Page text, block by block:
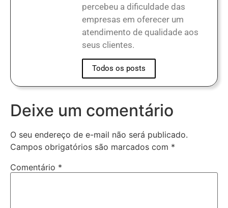
percebeu a dificuldade das
empresas em oferecer um
atendimento de qualidade aos
seus clientes.
Todos os posts
Deixe um comentário
O seu endereço de e-mail não será publicado.
Campos obrigatórios são marcados com *
Comentário *